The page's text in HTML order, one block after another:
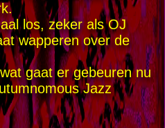
los, zeker als OJ
wapperen over de
gaat er gebeuren nu
Jazz